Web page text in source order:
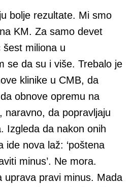
bolje rezultate. Mi smo
KM. Za samo devet
šest miliona u
se da su i više. Trebalo je
klinike u CMB, da
obnove opremu na
naravno, da popravljaju
Izgleda da nakon onih
ide nova laž: ‘poštena
minus’. Ne mora.
uprava pravi minus. Mada